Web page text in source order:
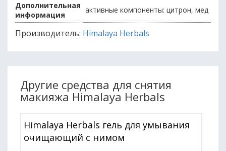
Дополнительная
информация
активные компоненты: цитрон, мед
Производитель: Himalaya Herbals
Другие средства для снятия
макияжа Himalaya Herbals
Himalaya Herbals гель для умывания
очищающий с нимом